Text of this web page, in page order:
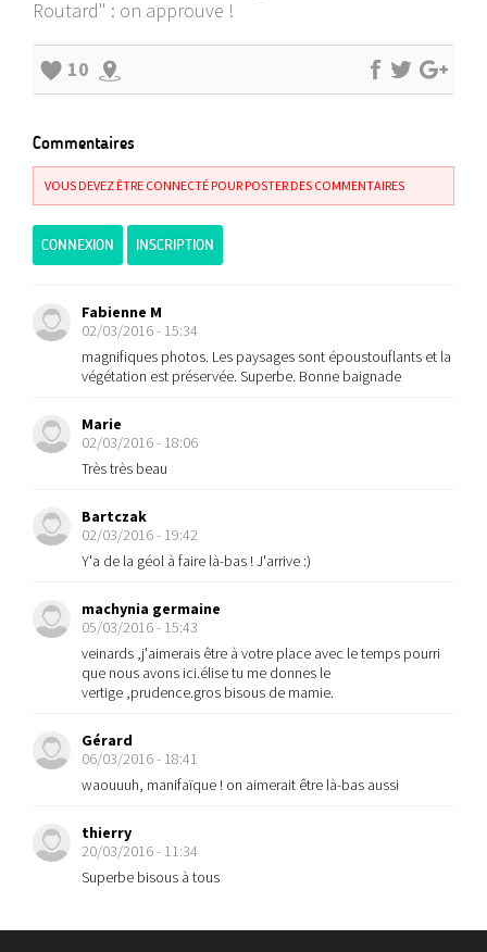
Routard" : on approuve !
10
Commentaires
VOUS DEVEZ ÊTRE CONNECTÉ POUR POSTER DES COMMENTAIRES
CONNEXION INSCRIPTION
Fabienne M
02/03/2016 - 15:34
magnifiques photos. Les paysages sont époustouflants et la
végétation est préservée. Superbe. Bonne baignade
Marie
02/03/2016 - 18:06
Très très beau
Bartczak
02/03/2016 - 19:42
Y'a de la géol à faire là-bas ! J'arrive :)
machynia germaine
05/03/2016 - 15:43
veinards ,j'aimerais être à votre place avec le temps pourri
que nous avons ici.élise tu me donnes le
vertige ,prudence.gros bisous de mamie.
Gérard
06/03/2016 - 18:41
waouuuh, manifaïque ! on aimerait être là-bas aussi
thierry
20/03/2016 - 11:34
Superbe bisous à tous